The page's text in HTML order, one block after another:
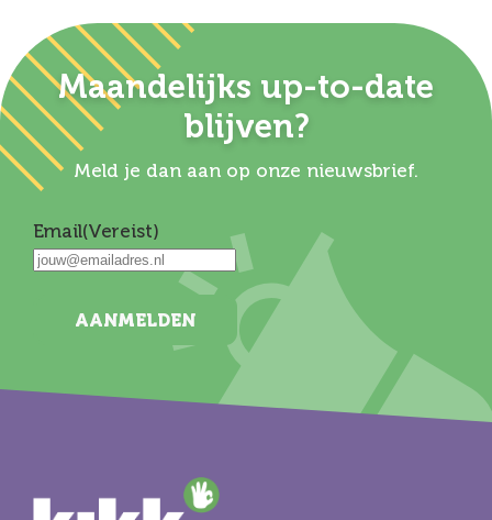
Maandelijks up-to-date
blijven?
Meld je dan aan op onze nieuwsbrief.
Email(Vereist)
AANMELDEN